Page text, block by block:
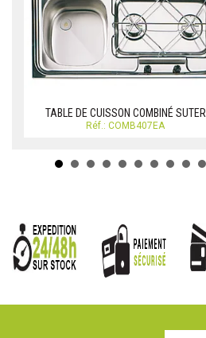
TABLE DE CUISSON COMBINÉ SUTER
Réf.: COMB407EA